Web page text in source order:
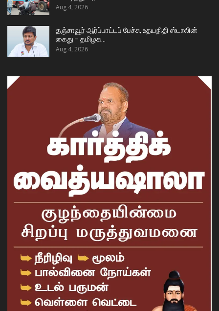
Aug 4, 2026
தஞ்சாவூர் ஆர்ப்பாட்டப் பேச்சு, உதயநிதி ஸ்டாலின்
கைது – தமிழக…
Aug 4, 2026